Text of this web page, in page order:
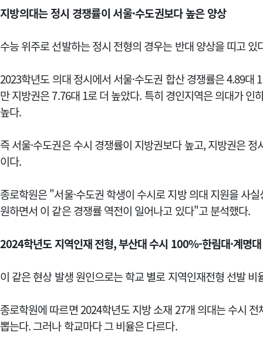
지방의대는 정시 경쟁률이 서울·수도권보다 높은 양상
수능 위주로 선발하는 정시 전형의 경우는 반대 양상을 띠고 있
2023학년도 의대 정시에서 서울·수도권 합산 경쟁률은 4.89대
만 지방권은 7.76대 1로 더 높았다. 특히 경인지역은 의대가 인
높다.
즉 서울·수도권은 수시 경쟁률이 지방권보다 높고, 지방권은
이다.
종로학원은 "서울·수도권 학생이 수시로 지방 의대 지원을 사
원하면서 이 같은 경쟁률 역전이 일어나고 있다"고 분석했다.
2024학년도 지역인재 전형, 부산대 수시 100%-한림대·계명
이 같은 현상 발생 원인으로는 학교 별로 지역인재전형 선발
종로학원에 따르면 2024학년도 지방 소재 27개 의대는 수시
뽑는다. 그러나 학교마다 그 비율은 다르다.